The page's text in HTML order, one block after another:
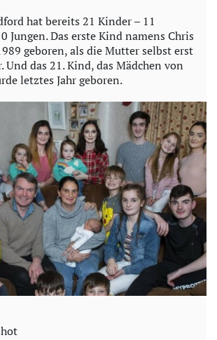
y
V
i
d
e
o
hat bereits 21 Kinder – 11
Jungen. Das erste Kind namens Chris
geboren, als die Mutter selbst erst
Und das 21. Kind, das Mädchen von
letztes Jahr geboren.